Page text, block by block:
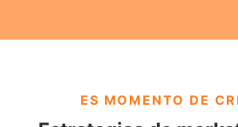
ES MOMENTO DE